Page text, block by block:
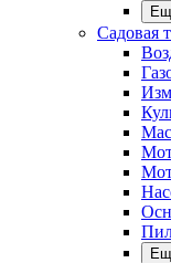
Садовая